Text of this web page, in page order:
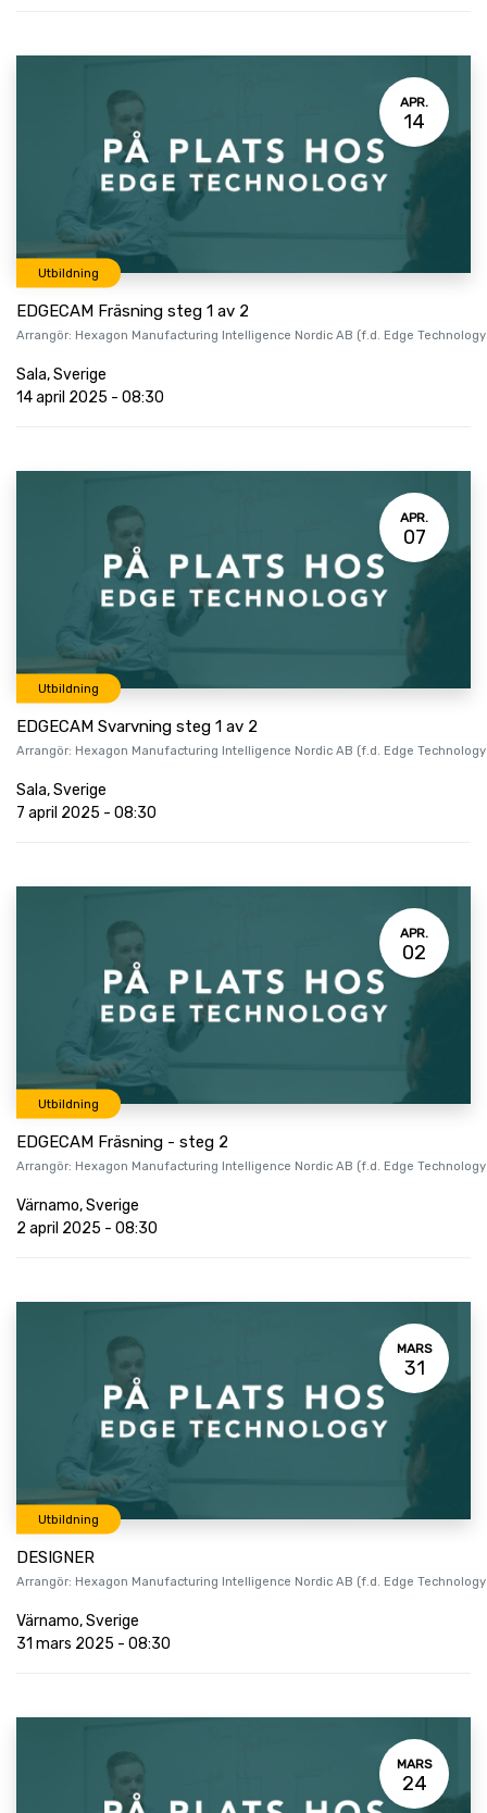
APR.
14
Utbildning
EDGECAM Fräsning steg 1 av 2
Arrangör: Hexagon Manufacturing Intelligence Nordic AB (f.d. Edge
Sala,Sverige
14 april 2025 - 08:30
APR.
07
Utbildning
EDGECAM Svarvning steg 1 av 2
Arrangör: Hexagon Manufacturing Intelligence Nordic AB (f.d. Edge
Sala,Sverige
7 april 2025 - 08:30
APR.
02
Utbildning
EDGECAM Fräsning - steg 2
Arrangör: Hexagon Manufacturing Intelligence Nordic AB (f.d. Edge
Värnamo,Sverige
2 april 2025 - 08:30
MARS
31
Utbildning
DESIGNER
Arrangör: Hexagon Manufacturing Intelligence Nordic AB (f.d. Edge
Värnamo,Sverige
31 mars 2025 - 08:30
MARS
24